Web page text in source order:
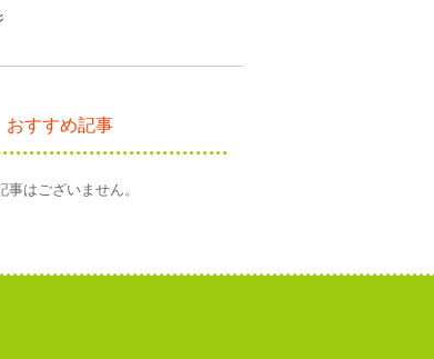
おすすめ記事
はございません。